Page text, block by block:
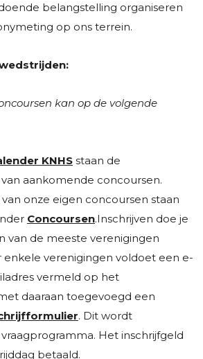
belangstelling organiseren
op ons terrein.
kan op de volgende
KNHS staan de
aankomende concoursen.
van onze eigen concoursen staan
Concoursen.Inschrijven doe je
van de meeste verenigingen
enkele verenigingen voldoet een e-
vermeld op het
daaraan toegevoegd een
. Dit wordt
Het inschrijfgeld
betaald.